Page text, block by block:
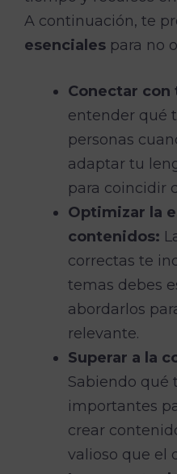
A continuación, te
esenciales para no
Conectar
entender qué
personas
adaptar tu
para coincidir
Optimizar la
contenidos:
correctas te
temas debes
abordarlos
relevante.
Superar a la
Sabiendo qué
importantes
crear
valioso que el